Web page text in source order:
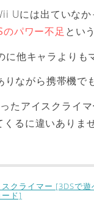
Uには出ていな
パワー不足 とい
他キャラよりも
ながら携帯機で
たアイスクライ
るに違いありま
スクライマー [3DSで
ド]